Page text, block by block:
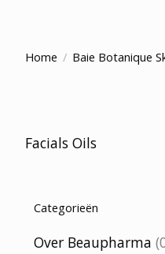
Home / Baie Botanique
Facials Oils
Categorieën
Over Beaupharma